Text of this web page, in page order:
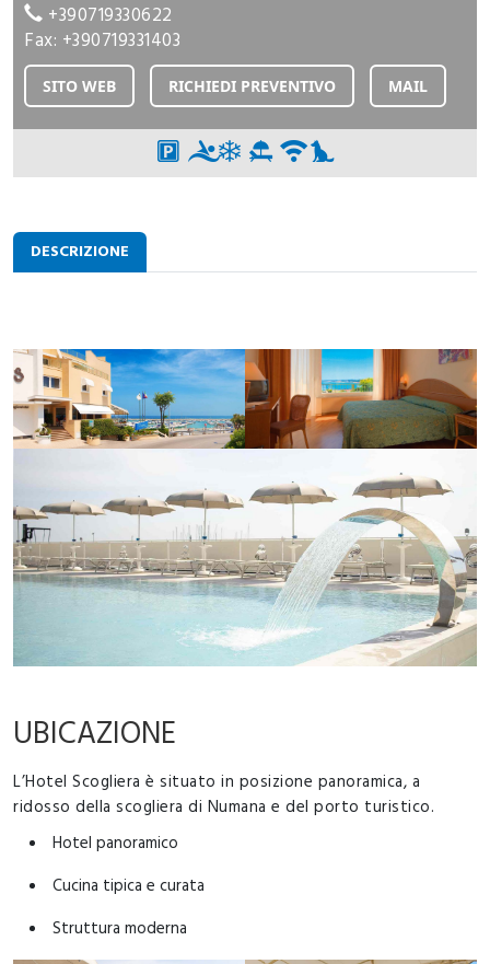
+390719330622
Fax: +390719331403
SITO WEB RICHIEDI PREVENTIVO MAIL
DESCRIZIONE
UBICAZIONE
L’Hotel Scogliera è situato in posizione panoramica, a
ridosso della scogliera di Numana e del porto turistico.
Hotel panoramico
Cucina tipica e curata
Struttura moderna